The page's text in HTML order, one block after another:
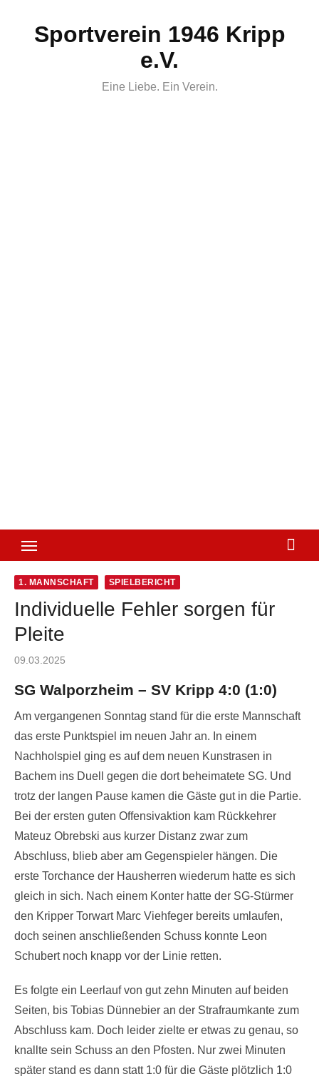
Sportverein 1946 Kripp
e.V.
Eine Liebe. Ein Verein.
1. MANNSCHAFT SPIELBERICHT
Individuelle Fehler sorgen für
Pleite
Posted
09.03.2025
SG Walporzheim – SV Kripp 4:0 (1:0)
Am vergangenen Sonntag stand für die erste Mannschaft
das erste Punktspiel im neuen Jahr an. In einem
Nachholspiel ging es auf dem neuen Kunstrasen in
Bachem ins Duell gegen die dort beheimatete SG. Und
trotz der langen Pause kamen die Gäste gut in die Partie.
Bei der ersten guten Offensivaktion kam Rückkehrer
Mateuz Obrebski aus kurzer Distanz zwar zum
Abschluss, blieb aber am Gegenspieler hängen. Die
erste Torchance der Hausherren wiederum hatte es sich
gleich in sich. Nach einem Konter hatte der SG-Stürmer
den Kripper Torwart Marc Viehfeger bereits umlaufen,
doch seinen anschließenden Schuss konnte Leon
Schubert noch knapp vor der Linie retten.
Es folgte ein Leerlauf von gut zehn Minuten auf beiden
Seiten, bis Tobias Dünnebier an der Strafraumkante zum
Abschluss kam. Doch leider zielte er etwas zu genau, so
knallte sein Schuss an den Pfosten. Nur zwei Minuten
später stand es dann statt 1:0 für die Gäste plötzlich 1:0